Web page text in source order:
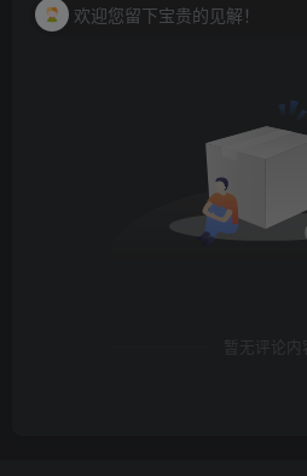
欢迎您留下宝贵的见解！
暂无评论内